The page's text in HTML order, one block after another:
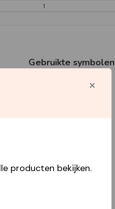
producten bekijken.
1
Gebruikte symbolen
1/4 Open In Front